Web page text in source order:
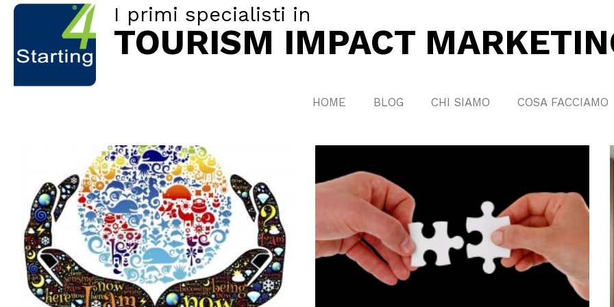
I primi specialisti in
TOURISM IMPACT
HOME BLOG CHI SIAMO COSA FACCIAMO